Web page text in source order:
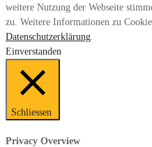
weitere Nutzung der Webseite
zu. Weitere Informationen zu
Datenschutzerklärung.
Einverstanden
Schliessen
Privacy Overview